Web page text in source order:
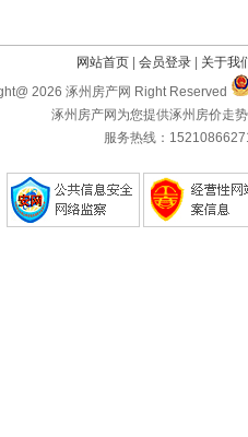
网站首页 会员登录
关于我
2026 涿州房产网 Right Reserved
涿州房产网为您提供涿州房价走
服务热线：